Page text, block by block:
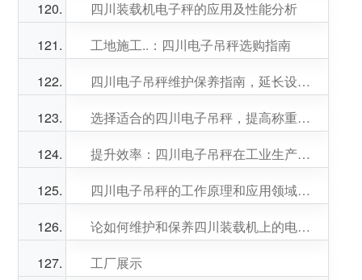
四川装载机电子秤的应用及性能分析
工地施工..：四川电子吊秤选购指南
四川电子吊秤维护保养指南，延长设备使用寿命
选择适合的四川电子吊秤，提高称重准确度
提升效率：四川电子吊秤在工业生产中的重要性
四川电子吊秤的工作原理和应用领域解析
论如何维护和保养四川装载机上的电子秤
工厂展示